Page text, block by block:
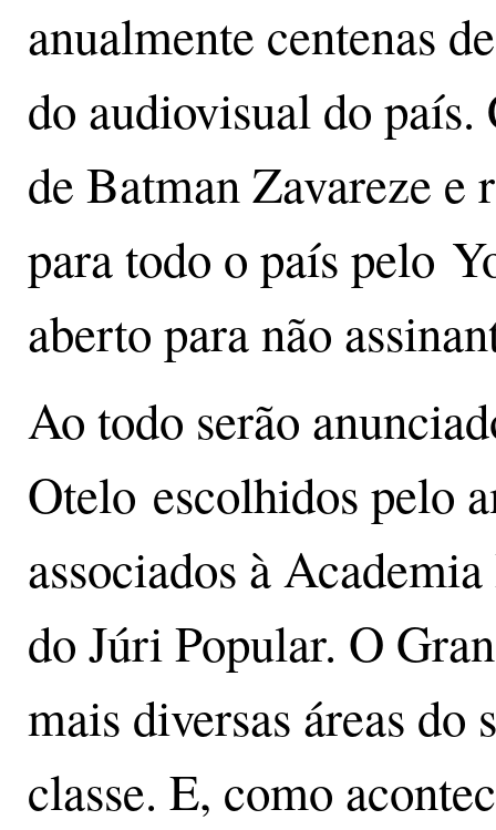
anualmente centenas
do audiovisual do
de Batman Zavareze
para todo o país pelo
aberto para não
Ao todo serão
Otelo escolhidos pelo
associados à
do Júri Popular. O
mais diversas áreas do
classe. E, como